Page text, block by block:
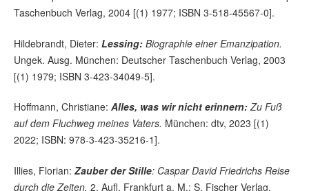
Taschenbuch Verlag, 2004 [(1) 1977; ISBN 3-518-45567-0].
Hildebrandt, Dieter: Lessing: Biographie einer Emanzipation.
Ungek. Ausg. München: Deutscher Taschenbuch Verlag, 2003
[(1) 1979; ISBN 3-423-34049-5].
Hoffmann, Christiane: Alles, was wir nicht erinnern:Zu Fuß
auf dem Fluchweg meines Vaters. München: dtv, 2023 [(1)
2022; ISBN: 978-3-423-35216-1].
Illies, Florian: Zauber der Stille: Caspar David Friedrichs Reise
durch die Zeiten. 2. Aufl. Frankfurt a. M.: S. Fischer Verlag,